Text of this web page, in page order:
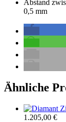
Abstand
0,5 mm
Ähnliche
1.205,00 €